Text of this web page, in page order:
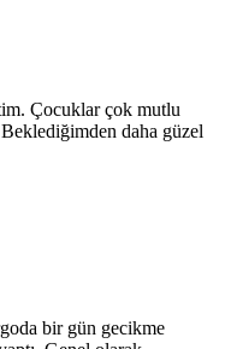
Çocuklar çok mutlu
daha güzel
bir gün gecikme